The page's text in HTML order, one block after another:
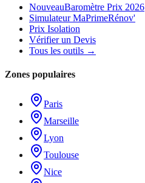
NouveauBaromètre Prix 2026
Simulateur MaPrimeRénov'
Prix Isolation
Vérifier un Devis
Tous les outils →
Zones populaires
Paris
Marseille
Lyon
Toulouse
Nice